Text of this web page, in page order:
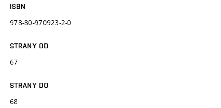
ISBN
978-80-970923-2-0
STRANY OD
67
STRANY DO
68